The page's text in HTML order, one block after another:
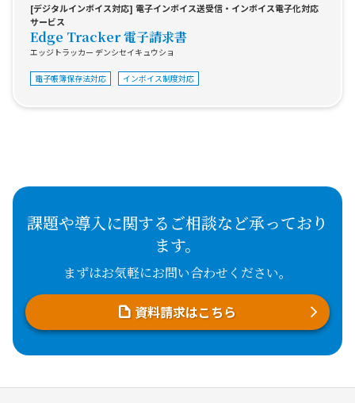
[デジタルインボイス対応] 電子インボイス送受信・インボイス電子化対応
サービス
Edge Tracker 電子請求書
エッジトラッカー デンシセイキュウショ
電子帳簿保存法対応 インボイス制度対応
課題や導入に関するご相談など承っており
ます。
まずはお気軽にお問い合わせください。
資料請求はこちら